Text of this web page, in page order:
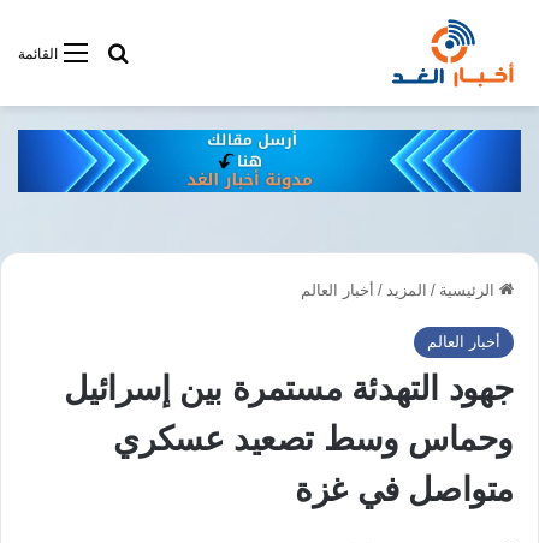
القائمةأبحت فى
الرئيسية / المزيد / أخبار العالم
أخبار العالم
جهود التهدئة مستمرة بين إسرائيل
وحماس وسط تصعيد عسكري
متواصل في غزة